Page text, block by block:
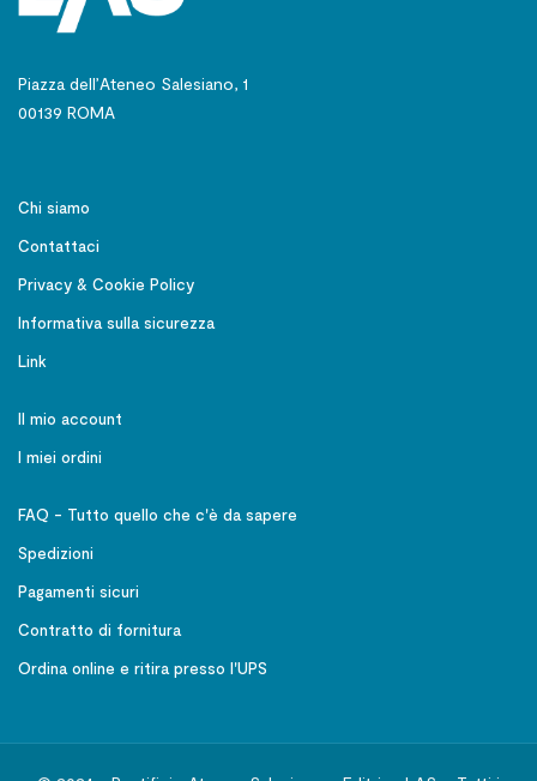
Piazza dell’Ateneo Salesiano, 1
00139 ROMA
Chi siamo
Contattaci
Privacy & Cookie Policy
Informativa sulla sicurezza
Link
Il mio account
I miei ordini
FAQ - Tutto quello che c'è da sapere
Spedizioni
Pagamenti sicuri
Contratto di fornitura
Ordina online e ritira presso l'UPS